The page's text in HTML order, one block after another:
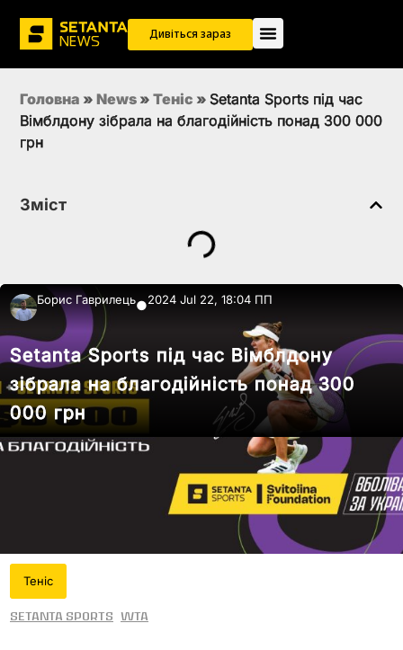
Дивіться зараз
Головна » News » Теніс » Setanta Sports під час
Вімблдону зібрала на благодійність понад 300 000
грн
Зміст
Борис Гаврилець●2024 Jul 22, 18:04 ПП
Setanta Sports під час Вімблдону
зібрала на благодійність понад 300
000 грн
Теніс
Setanta Sports WTA